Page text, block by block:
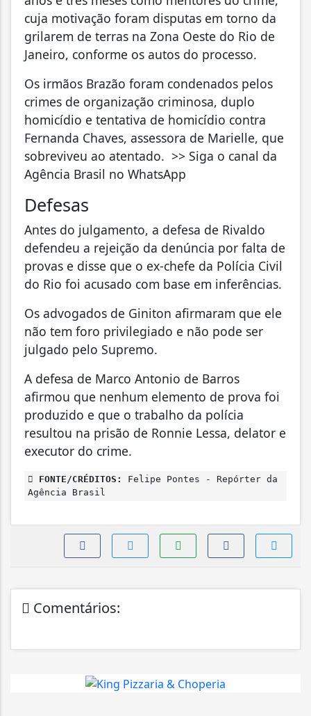
cuja motivação foram disputas em torno da
grilarem de terras na Zona Oeste do Rio de
Janeiro, conforme os autos do processo.
Os irmãos Brazão foram condenados pelos
crimes de organização criminosa, duplo
homicídio e tentativa de homicídio contra
Fernanda Chaves, assessora de Marielle, que
sobreviveu ao atentado. >> Siga o canal da
Agência Brasil no WhatsApp
Defesas
Antes do julgamento, a defesa de Rivaldo
defendeu a rejeição da denúncia por falta de
provas e disse que o ex-chefe da Polícia Civil
do Rio foi acusado com base em inferências.
Os advogados de Giniton afirmaram que ele
não tem foro privilegiado e não pode ser
julgado pelo Supremo.
A defesa de Marco Antonio de Barros
afirmou que nenhum elemento de prova foi
produzido e que o trabalho da polícia
resultou na prisão de Ronnie Lessa, delator e
executor do crime.
FONTE/CRÉDITOS:
Felipe Pontes - Repórter da
Agência Brasil
Comentários: